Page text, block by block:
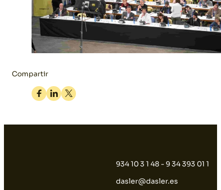
Compartir
Facebook
LinkedinTwitter
934 10 3 1 48 - 9 34 393 01 1
dasler@dasler.es